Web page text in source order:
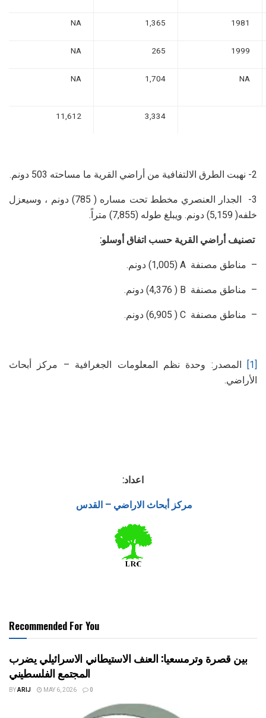
1981
1,365
NA
1999
265
NA
NA
1,704
NA
3,334
11,612
2- نهبت الطرق الالتفافية من أراضي القرية ما مساحته 503 دونم.
3- الجدار العنصري مخطط تحت مساره ( 785) دونم ، وسيعزل
خلفه( 5,159) دونم. ويبلغ طوله (7,855) متراً.
تصنيف أراضي القرية حسب اتفاق أوسلو:
– مناطق مصنفة A (1,005) دونم.
– مناطق مصنفة B ( 4,376) دونم.
– مناطق مصنفة C ( 6,905) دونم.
[1]
المصدر: وحدة نظم المعلومات الجغرافية – مركز أبحاث
الأراضي.
اعداد:
مركز أبحاث الاراضي – القدس
Recommended For You
بين قصرة وترمسعيا: العنف الاستيطاني الاسرائيلي يضرب
المجتمع الفلسطيني
BYARIJ MAY 6, 2026 0